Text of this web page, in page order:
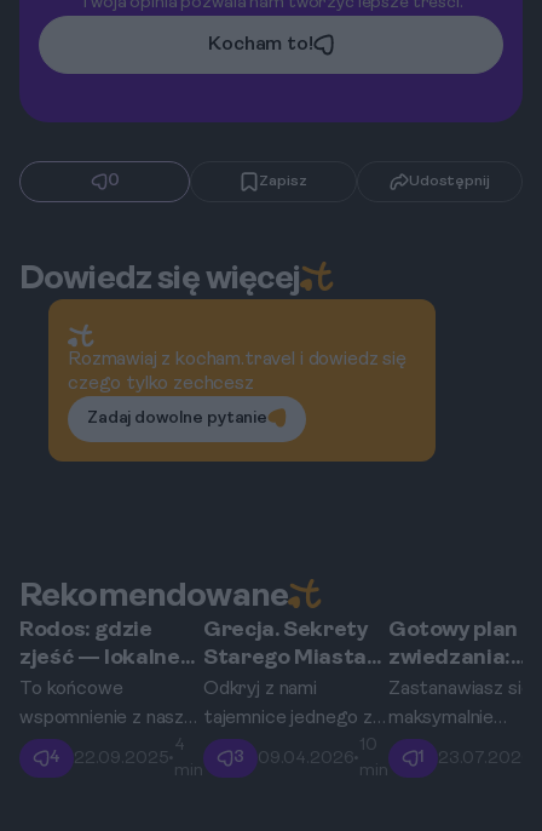
Kocham to!
0 Zapisz Udostępnij
Dowiedz się więcej
Rozmawiaj z kocham.travel i dowiedz się
czego tylko zechcesz
Zadaj dowolne pytanie
Rekomendowane
Rodos
Rodos: gdzie
zjeść — lokalne
klasyki i street
food?
To końcowe
wspomnienie z naszej
greckiej przygody.
Zobaczcie, gdzie
4 22.09.2025•
4
min
Rodos
Grecja. Sekrety
Starego Miasta
na Rodos: co
kryją uliczki
Zakonu
Joannitów?
Odkryj z nami
tajemnice jednego z
najlepiej zachowanych
średniowiecznych
3 09.04.2026•
10
min
Rodos
Gotowy plan
zwiedzania:
Rodos, Grecja
dni
Zastanawiasz się,
maksymalnie
wykorzystać
urlop na greckiej
1 23.07.2026